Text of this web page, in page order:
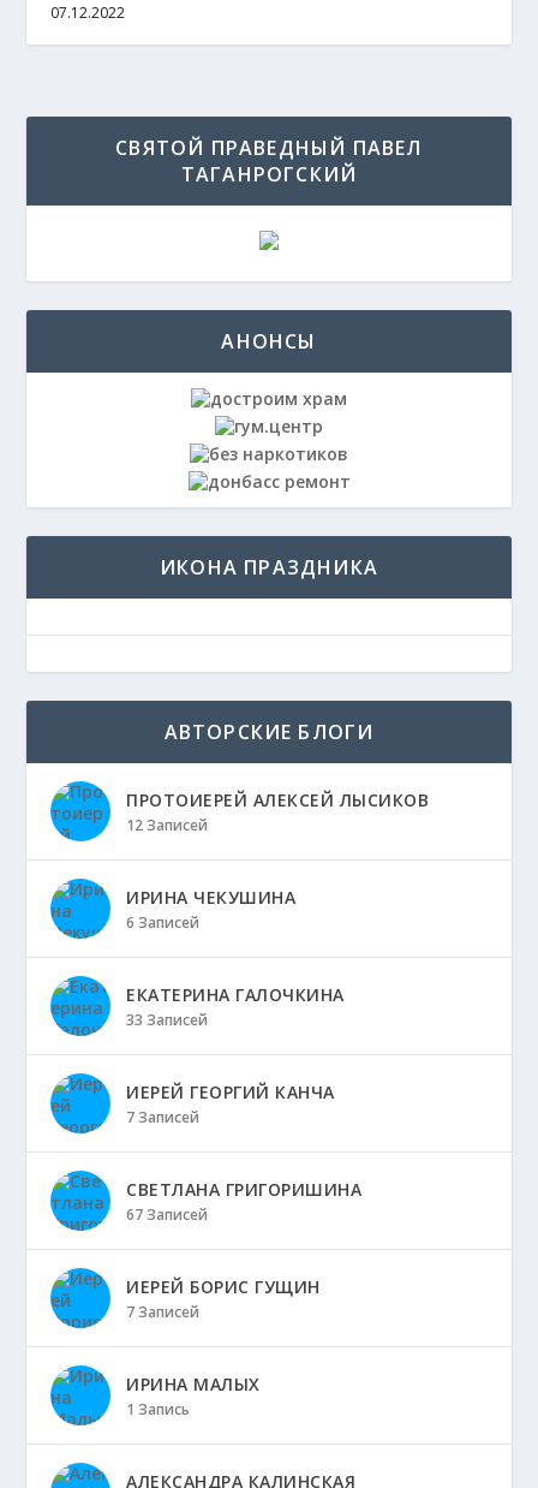
07.12.2022
СВЯТОЙ ПРАВЕДНЫЙ ПАВЕЛ
ТАГАНРОГСКИЙ
АНОНСЫ
ИКОНА ПРАЗДНИКА
АВТОРСКИЕ БЛОГИ
ПРОТОИЕРЕЙ АЛЕКСЕЙ ЛЫСИКОВ
12 Записей
ИРИНА ЧЕКУШИНА
6 Записей
ЕКАТЕРИНА ГАЛОЧКИНА
33 Записей
ИЕРЕЙ ГЕОРГИЙ КАНЧА
7 Записей
СВЕТЛАНА ГРИГОРИШИНА
67 Записей
ИЕРЕЙ БОРИС ГУЩИН
7 Записей
ИРИНА МАЛЫХ
1 Запись
АЛЕКСАНДРА КАЛИНСКАЯ